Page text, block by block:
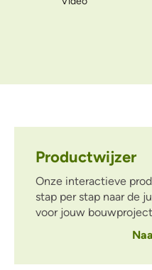
Productwijzer
Onze interactieve
stap per stap naar de
voor jouw